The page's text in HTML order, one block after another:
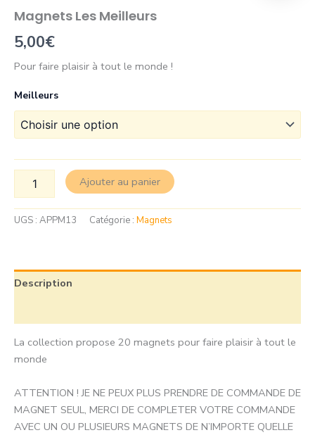
Magnets Les Meilleurs
5,00€
Pour faire plaisir à tout le monde !
Meilleurs
Ajouter au panier
UGS : APPM13 Catégorie : Magnets
Description
La collection propose 20 magnets pour faire plaisir à tout le
monde
ATTENTION ! JE NE PEUX PLUS PRENDRE DE COMMANDE DE
MAGNET SEUL, MERCI DE COMPLETER VOTRE COMMANDE
AVEC UN OU PLUSIEURS MAGNETS DE N’IMPORTE QUELLE